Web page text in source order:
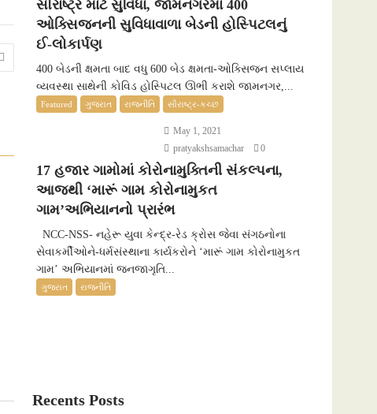
સૌરાષ્ટ્ર માટે સુવિધા, જામનગરમાં 400
ઓક્સિજનની સુવિધાવાળા બેડની હોસ્પિટલનું
ઈ-લોકાર્પણ
400 બેડની ક્ષમતા બાદ વધુ 600 બેડ ક્ષમતા-ઓક્સિજન સપ્લાય
વ્યવસ્થા સાથેની કોવિડ હોસ્પિટલ ઊભી કરાશે જામનગર,...
Featured ગુજરાત રાજનીતિ સૌરાષ્ટ્ર-કચ્છ
May 1, 2021
pratyakshsamachar
0
17 હજાર ગામોમાં કોરોનામુક્તિની સંકલ્પના,
આજથી ‘મારૂં ગામ કોરોનામુકત
ગામ’અભિયાનનો પ્રારંભ
NCC-NSS- નહેરૂ યુવા કેન્દ્ર-રેડ ક્રોસ જેવા સંગઠનોના
સેવાકર્મીઓને-ધર્મસંસ્થાના કાર્યકરોને ‘મારૂં ગામ કોરોનામુકત
ગામ’ અભિયાનમાં જનજાગૃતિ...
ગુજરાત રાજનીતિ
Recents Posts